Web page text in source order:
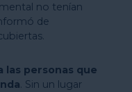
no tenían
de
las personas que
. Sin un lugar